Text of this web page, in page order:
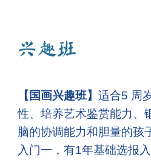
兴趣班
【国画兴趣班】适合5 周
性、培养艺术鉴赏能力、
脑的协调能力和胆量的孩
入门一，有1年基础选报